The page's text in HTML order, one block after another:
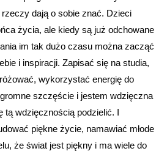
dają o sobie znać. Dzieci
życia, ale kiedy są już odchowane
im tak dużo czasu można zacząć
i inspiracji. Zapisać się na studia,
wykorzystać energię do
szczęście i jestem wdzięczna
tą wdzięcznością podzielić. I
piękne życie, namawiać młode
że świat jest piękny i ma wiele do